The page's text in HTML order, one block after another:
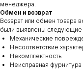
менеджера.
Обмен и возврат
Возврат или обмен товара
были выявлены следующие
Механические
Несоответствие
Некомплектность
Неисправная фурнитура